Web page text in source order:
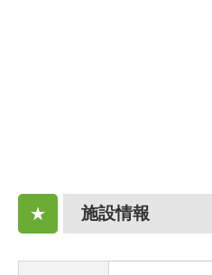
★ 施設情報